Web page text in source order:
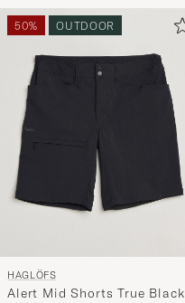
50% OUTDOOR
HAGLÖFS
Alert Mid Shorts True Black